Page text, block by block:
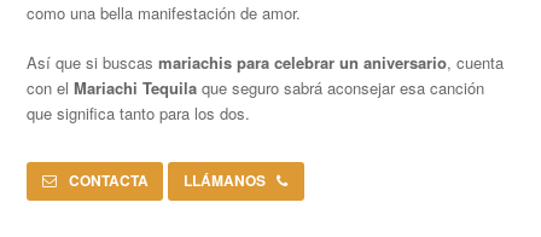
como una bella manifestación de amor.
Así que si buscasmariachis para celebrar un aniversario, cuenta
con elMariachi Tequila que seguro sabrá aconsejar esa canción
que significa tanto para los dos.
CONTACTA LLÁMANOS